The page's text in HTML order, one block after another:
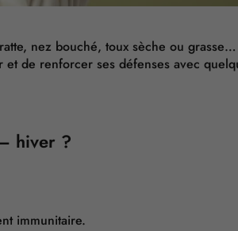
nez bouché, toux sèche ou
de renforcer ses défenses avec
hiver ?
immunitaire.